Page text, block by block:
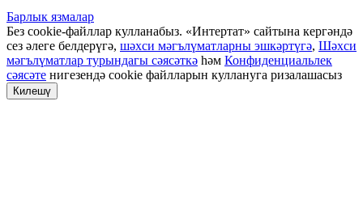
Барлык язмалар
Без cookie-файллар кулланабыз. «Интертат» сайтына кергәндә
сез әлеге белдерүгә, шәхси мәгълүматларны эшкәртүгә, Шәхси
мәгълүматлар турындагы сәясәткә һәм Конфиденциальлек
сәясәте нигезендә cookie файлларын куллануга ризалашасыз
Килешү